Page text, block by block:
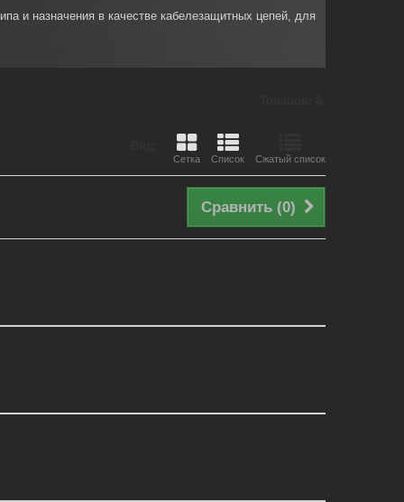
и назначения в качестве кабелезащитных цепей, для
Сетка Список Сжатый список
Сравнить (0)